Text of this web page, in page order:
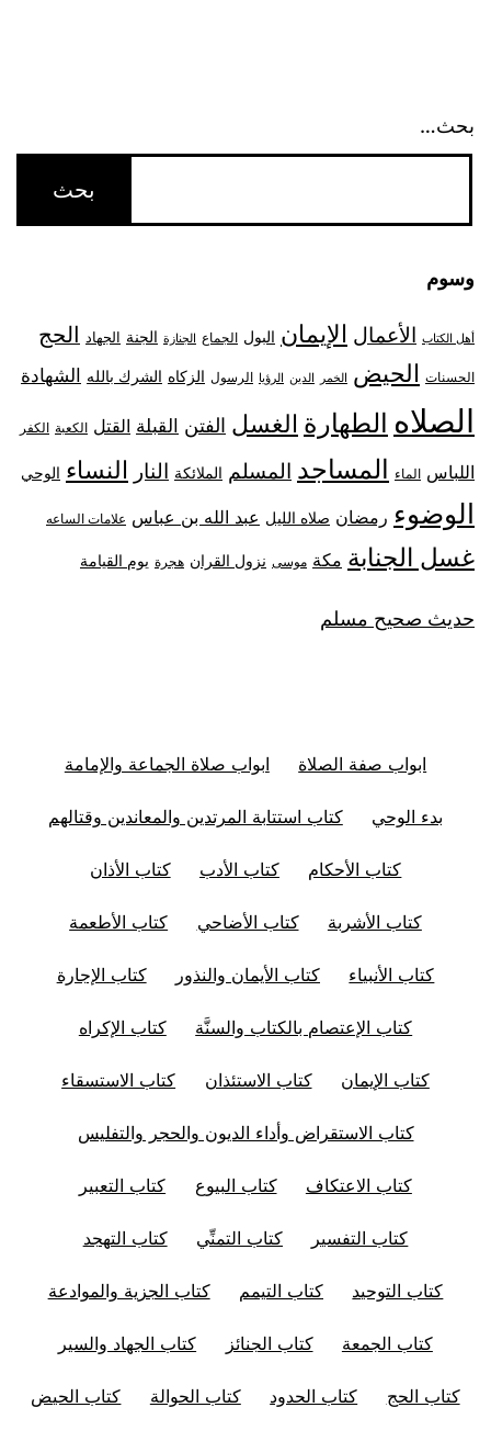
بحث…
وسوم
أهل الكتاب الأعمال الإيمان البول الجماع الجنازة الجنة الجهاد الحج
الحسنات الحيض الخمر الدين الرؤيا الرسول الزكاه الشرك بالله الشهادة
الصلاه الطهارة الغسل الفتن القبلة القتل الكعبة الكفر
اللباس الماء المساجد المسلم الملائكة النار النساء الوحي
الوضوء رمضان صلاه الليل عبد الله بن عباس علامات الساعه
غسل الجنابة مكة موسى نزول القران هجرة يوم القيامة
حديث صحيح مسلم
ابواب صفة الصلاة ابواب صلاة الجماعة والإمامة
بدء الوحي كتاب استتابة المرتدين والمعاندين وقتالهم
كتاب الأحكام كتاب الأدب كتاب الأذان
كتاب الأشربة كتاب الأضاحي كتاب الأطعمة
كتاب الأنبياء كتاب الأيمان والنذور كتاب الإجارة
كتاب الإعتصام بالكتاب والسنَّة كتاب الإكراه
كتاب الإيمان كتاب الاستئذان كتاب الاستسقاء
كتاب الاستقراض وأداء الديون والحجر والتفليس
كتاب الاعتكاف كتاب البيوع كتاب التعبير
كتاب التفسير كتاب التمنِّي كتاب التهجد
كتاب التوحيد كتاب التيمم كتاب الجزية والموادعة
كتاب الجمعة كتاب الجنائز كتاب الجهاد والسير
كتاب الحج كتاب الحدود كتاب الحوالة كتاب الحيض